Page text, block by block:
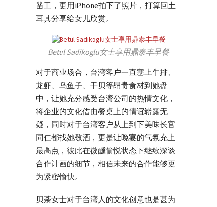
凿工，更用iPhone拍下了照片，打算回土
耳其分享给女儿欣赏。
Betul Sadikoglu女士享用鼎泰丰早餐
对于商业场合，台湾客户一直塞上牛排、
龙虾、乌鱼子、干贝等昂贵食材到她盘
中，让她充分感受台湾公司的热情文化，
将企业的文化借由餐桌上的情谊崭露无
疑，同时对于台湾客户从上到下美味长官
同仁都找她敬酒，更是让晚宴的气氛充上
最高点，彼此在微醺愉悦状态下继续深谈
合作计画的细节，相信未来的合作能够更
为紧密愉快。
贝荼女士对于台湾人的文化创意也是甚为